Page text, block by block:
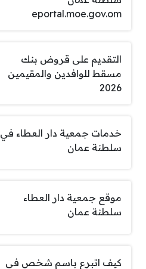
eportal.moe.gov.om
التقديم على قروض بنك
مسقط للوافدين والمقيمين
2026
خدمات جمعية دار العطاء في
سلطنة عمان
موقع جمعية دار العطاء
سلطنة عمان
كيف اتبرع باسم شخص في